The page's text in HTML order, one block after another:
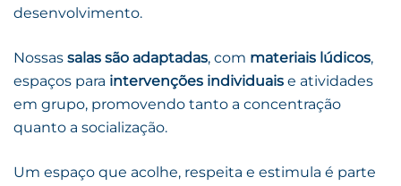
desenvolvimento.
Nossas salas são adaptadas, com materiais lúdicos,
espaços para intervenções individuais e atividades
em grupo, promovendo tanto a concentração
quanto a socialização.
Um espaço que acolhe, respeita e estimula é parte